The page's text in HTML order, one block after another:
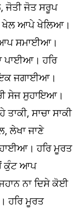
ਜੋਤੀ ਜੋਤ ਸਰੂਪ
ਖੇਲ ਆਪੇ ਖੇਲਿਆ।
ਸਮਾਈਆ।
ਪਾਈਆ। ਹਰਿ
ਇਕ ਜਗਾਈਆ।
ਸੇਜ ਸੁਹਾਇਆ।
ਸਾਚਾ ਸਾਕੀ
ਲੇਖਾ ਜਾਣੇ
ਹਰਿ ਮੂਰਤ
ਕੁੰਟ ਆਪ
ਨਾ ਦਿਸੇ ਕੋਈ
ਹਰਿ ਮੂਰਤ